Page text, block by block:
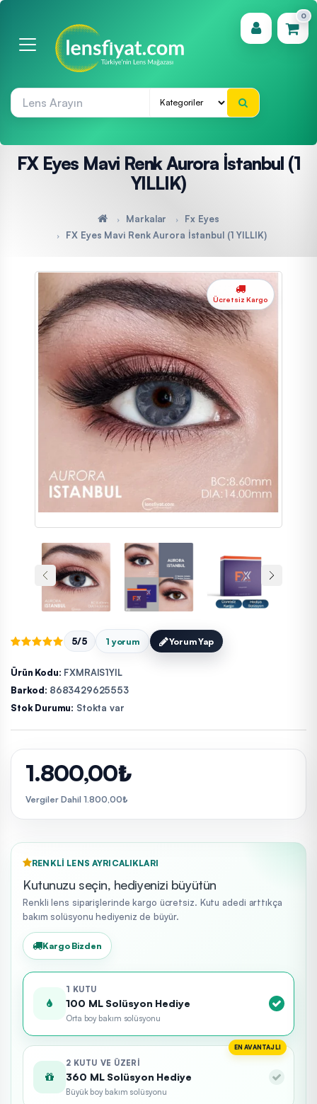
0
(0)
FX Eyes Mavi Renk Aurora İstanbul (1
YILLIK)
Markalar
Fx Eyes
FX Eyes Mavi Renk Aurora İstanbul (1 YILLIK)
Ücretsiz Kargo
5/5 1 yorum Yorum Yap
Ürün Kodu: FXMRAIS1YIL
Barkod: 8683429625553
Stok Durumu: Stokta var
1.800,00₺
Vergiler Dahil 1.800,00₺
RENKLI LENS AYRICALIKLARI
Kutunuzu seçin, hediyenizi büyütün
Renkli lens siparişlerinde kargo ücretsiz. Kutu adedi arttıkça
bakım solüsyonu hediyeniz de büyür.
Kargo Bizden
1 KUTU
100 ML Solüsyon Hediye
Orta boy bakım solüsyonu
EN AVANTAJLI
2 KUTU VE ÜZERI
360 ML Solüsyon Hediye
Büyük boy bakım solüsyonu